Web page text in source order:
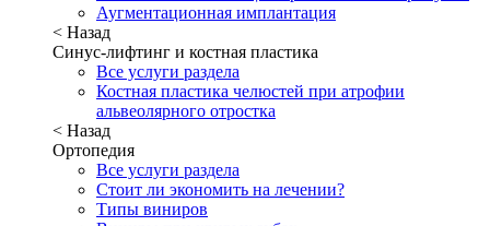
Аугментационная имплантация
< Назад
Синус-лифтинг и костная пластика
Все услуги раздела
Костная пластика челюстей при атрофии
альвеолярного отростка
< Назад
Ортопедия
Все услуги раздела
Стоит ли экономить на лечении?
Типы виниров